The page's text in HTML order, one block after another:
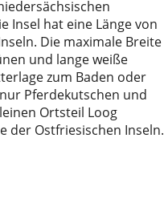
Insel hat eine Länge von
Die maximale Breite
und lange weiße
zum Baden oder
Pferdekutschen und
Ortsteil Loog
der Ostfriesischen Inseln.